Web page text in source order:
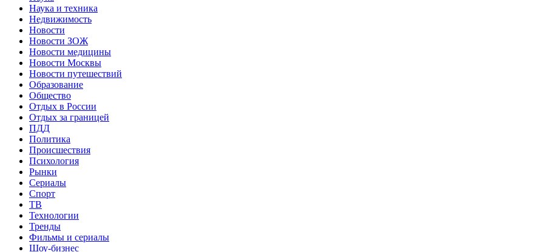
Наука и техника
Недвижимость
Новости
Новости ЗОЖ
Новости медицины
Новости Москвы
Новости путешествий
Образование
Общество
Отдых в России
Отдых за границей
ПДД
Политика
Происшествия
Психология
Рынки
Сериалы
Спорт
ТВ
Технологии
Тренды
Фильмы и сериалы
Шоу-бизнес